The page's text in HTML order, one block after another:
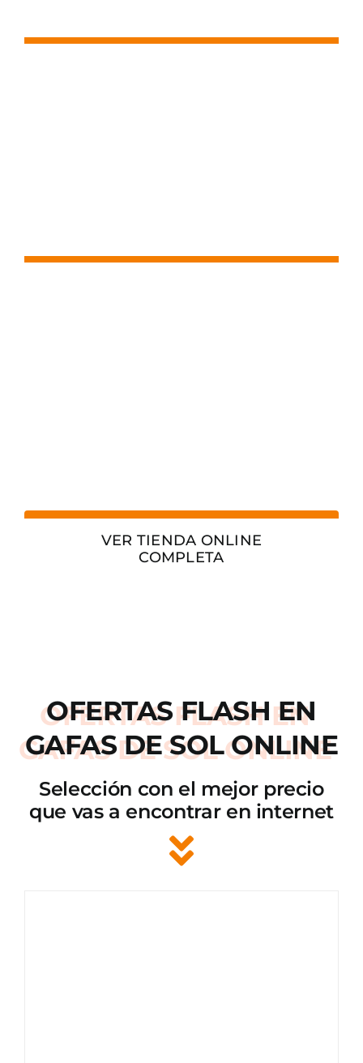
VER TIENDA ONLINE
COMPLETA
OFERTAS FLASH EN
GAFAS DE SOL ONLINE
Selección con el mejor precio
que vas a encontrar en internet